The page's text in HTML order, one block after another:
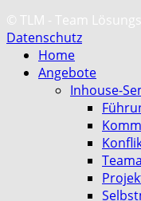
© TLM - Team
Datenschutz
Home
Angebote
Inhouse-